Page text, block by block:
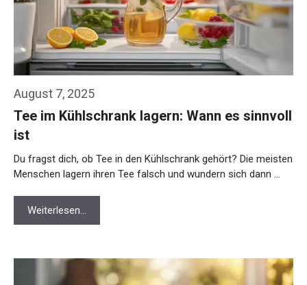
August 7, 2025
Tee im Kühlschrank lagern: Wann es sinnvoll
ist
Du fragst dich, ob Tee in den Kühlschrank gehört? Die meisten
Menschen lagern ihren Tee falsch und wundern sich dann …
Weiterlesen…